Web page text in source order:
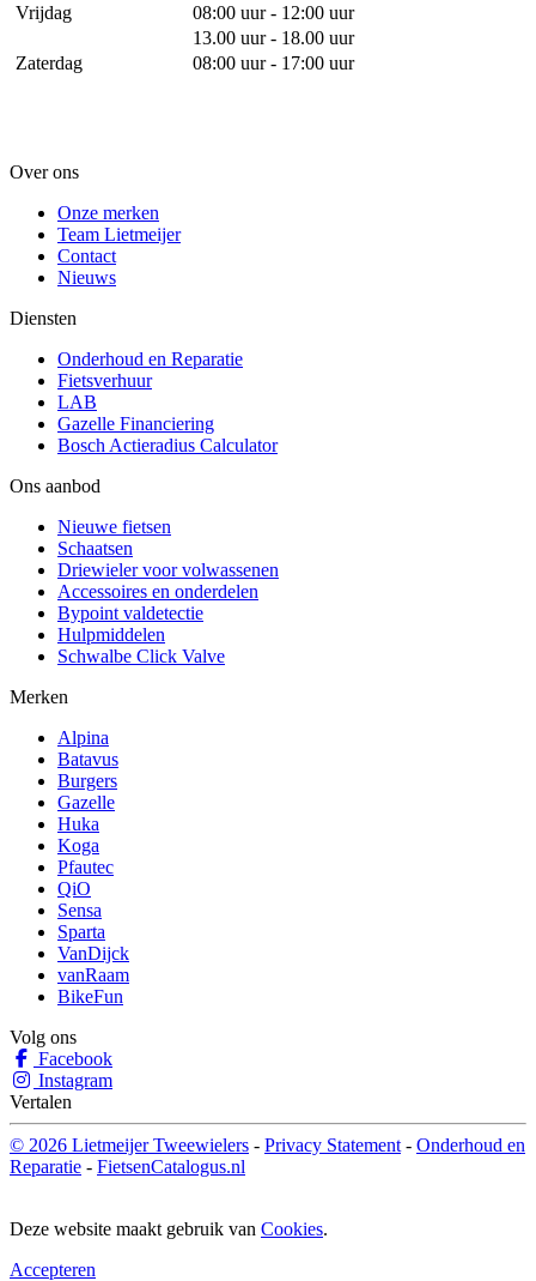
Vrijdag
08:00 uur - 12:00 uur
13.00 uur - 18.00 uur
Zaterdag
08:00 uur - 17:00 uur
Over ons
Onze merken
Team Lietmeijer
Contact
Nieuws
Diensten
Onderhoud en Reparatie
Fietsverhuur
LAB
Gazelle Financiering
Bosch Actieradius Calculator
Ons aanbod
Nieuwe fietsen
Schaatsen
Driewieler voor volwassenen
Accessoires en onderdelen
Bypoint valdetectie
Hulpmiddelen
Schwalbe Click Valve
Merken
Alpina
Batavus
Burgers
Gazelle
Huka
Koga
Pfautec
QiO
Sensa
Sparta
VanDijck
vanRaam
BikeFun
Volg ons
Facebook
Instagram
Vertalen
© 2026 Lietmeijer Tweewielers - Privacy Statement - Onderhoud en
Reparatie - FietsenCatalogus.nl
Deze website maakt gebruik van Cookies.
Accepteren